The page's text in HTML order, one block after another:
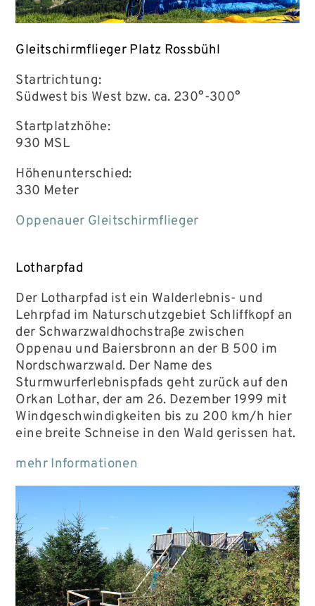
Gleitschirmflieger Platz Rossbühl
Startrichtung:
Südwest bis West bzw. ca. 230°-300°
Startplatzhöhe:
930 MSL
Höhenunterschied:
330 Meter
Oppenauer Gleitschirmflieger
Lotharpfad
Der Lotharpfad ist ein Walderlebnis- und
Lehrpfad im Naturschutzgebiet Schliffkopf an
der Schwarzwaldhochstraße zwischen
Oppenau und Baiersbronn an der B 500 im
Nordschwarzwald. Der Name des
Sturmwurferlebnispfads geht zurück auf den
Orkan Lothar, der am 26. Dezember 1999 mit
Windgeschwindigkeiten bis zu 200 km/h hier
eine breite Schneise in den Wald gerissen hat.
mehr Informationen